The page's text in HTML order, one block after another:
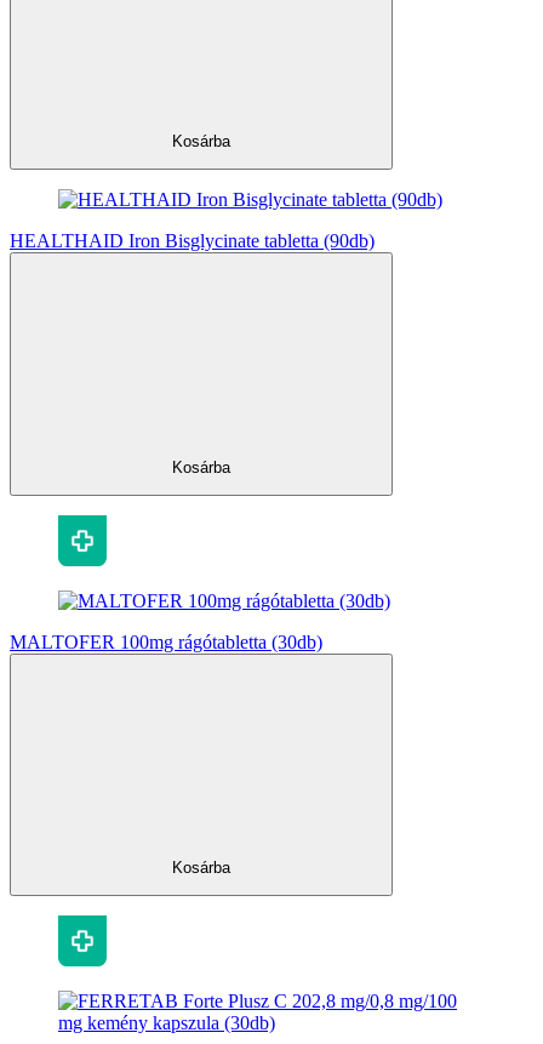
Kosárba
HEALTHAID Iron Bisglycinate tabletta (90db)
Kosárba
MALTOFER 100mg rágótabletta (30db)
Kosárba